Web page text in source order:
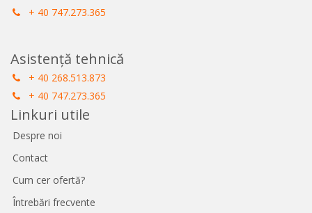
+ 40 747.273.365
Asistență tehnică
+ 40 268.513.873
+ 40 747.273.365
Linkuri utile
Despre noi
Contact
Cum cer ofertă?
Întrebări frecvente